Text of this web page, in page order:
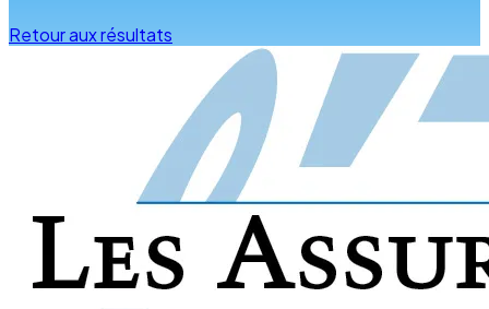
Retour aux résultats